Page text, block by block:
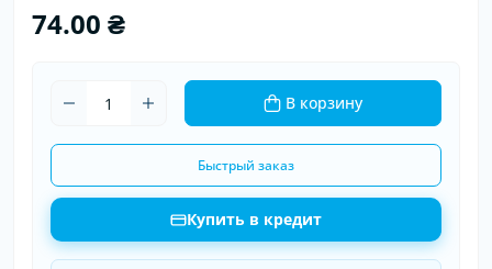
74.00 ₴
В корзину
Быстрый заказ
Купить в кредит